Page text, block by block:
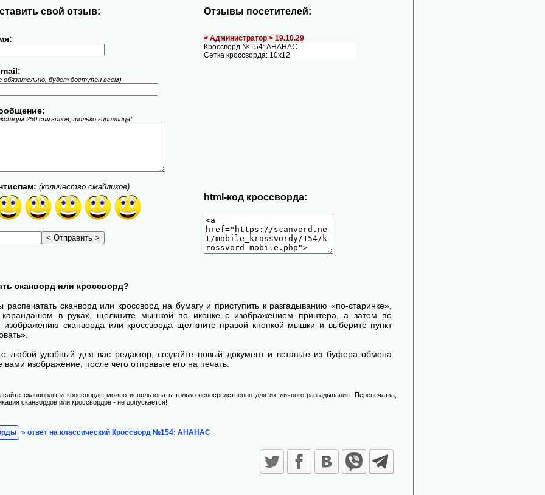
свой отзыв: Отзывы посетителей:
обязательно, будет доступен всем)
250 символов, только кириллица!
(количество смайликов)
< Администратор >19.10.29
Кроссворд №154: АНАНАС
Сетка кроссворда: 10х12
html-код кроссворда:
сканворд или кроссворд?
распечатать сканворд или кроссворд на бумагу и приступить к разгадыванию «по-старинке»,
карандашом в руках, щелкните мышкой по иконке с изображением принтера, а затем по
изображению сканворда или кроссворда щелкните правой кнопкой мышки и выберите пункт
любой удобный для вас редактор, создайте новый документ и вставьте из буфера обмена
вами изображение, после чего отправьте его на печать.
сканворды и кроссворды можно использовать только непосредственно для их личного разгадывания. Перепечатка,
сканвордов или кроссвордов - не допускается!
» ответ на классический Кроссворд №154: АНАНАС